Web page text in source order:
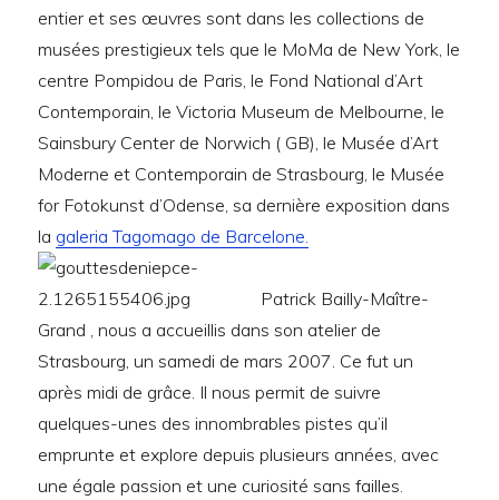
entier et ses œuvres sont dans les collections de
musées prestigieux tels que le MoMa de New York, le
centre Pompidou de Paris, le Fond National d’Art
Contemporain, le Victoria Museum de Melbourne, le
Sainsbury Center de Norwich ( GB), le Musée d’Art
Moderne et Contemporain de Strasbourg, le Musée
for Fotokunst d’Odense, sa dernière exposition dans
la galeria Tagomago de Barcelone.
Patrick Bailly-Maître-
Grand , nous a accueillis dans son atelier de
Strasbourg, un samedi de mars 2007. Ce fut un
après midi de grâce. Il nous permit de suivre
quelques-unes des innombrables pistes qu’il
emprunte et explore depuis plusieurs années, avec
une égale passion et une curiosité sans failles.